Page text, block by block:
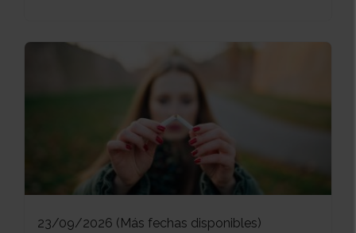
23/09/2026 (Más fechas disponibles)